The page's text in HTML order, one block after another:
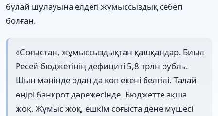
бұлай шулауына елдегі жұмыссыздық себеп
болған.
«Соғыстан, жұмыссыздықтан қашқандар. Биыл
Ресей бюджетінің дефициті 5,8 трлн рубль.
Шын мәнінде одан да көп екені белгілі. Талай
өңірі банкрот дәрежесінде. Бюджетте ақша
жоқ. Жұмыс жоқ, ешкім соғыста дене мүшесі